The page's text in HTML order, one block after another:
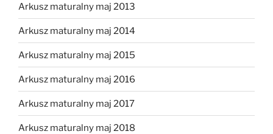
Arkusz maturalny maj 2013
Arkusz maturalny maj 2014
Arkusz maturalny maj 2015
Arkusz maturalny maj 2016
Arkusz maturalny maj 2017
Arkusz maturalny maj 2018